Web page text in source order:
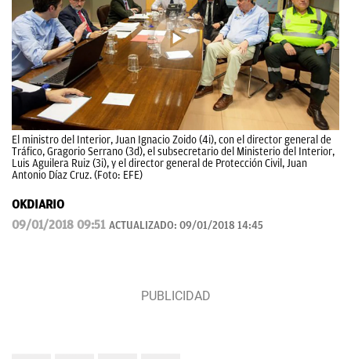
El ministro del Interior, Juan Ignacio Zoido (4i), con el director general de
Tráfico, Gragorio Serrano (3d), el subsecretario del Ministerio del Interior,
Luis Aguilera Ruiz (3i), y el director general de Protección Civil, Juan
Antonio Díaz Cruz. (Foto: EFE)
OKDIARIO
09/01/2018 09:51 ACTUALIZADO: 09/01/2018 14:45